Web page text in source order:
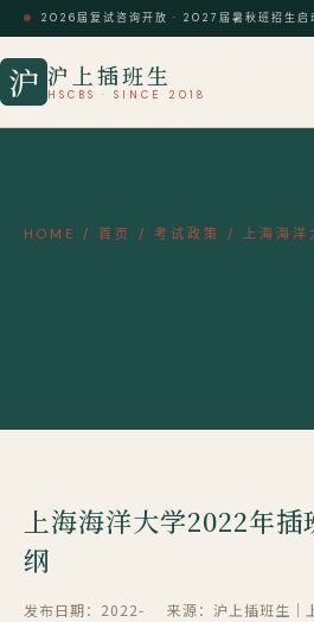
2026届复试咨询开放 · 2027届暑秋班招生启
沪 沪上插班生
HSCBS · SINCE 2018
HOME / 首页 / 考试政策 / 上海海洋
上海海洋大学2022年
纲
发布日期：2022-
来源：沪上插班生｜